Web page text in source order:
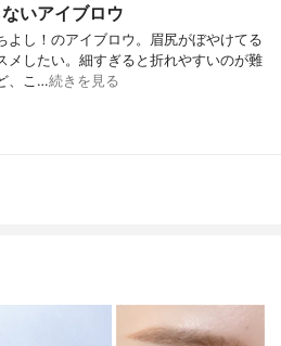
いアイブロウ
よし！のアイブロウ。眉尻がぼやけてる
メしたい。細すぎると折れやすいのが難
、こ…続きを見る